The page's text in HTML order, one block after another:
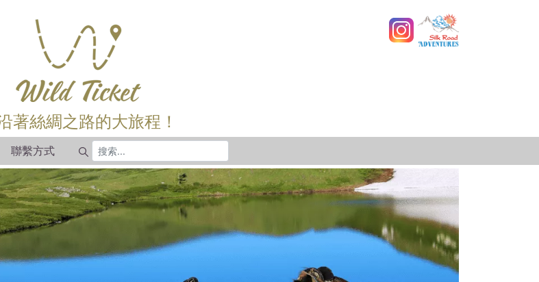
著絲綢之路的大旅程！
聯繫方式